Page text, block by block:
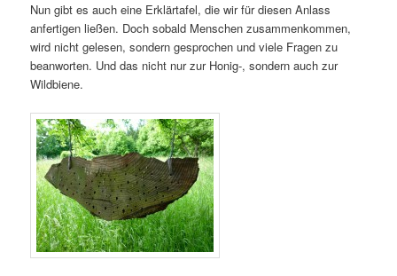
Nun gibt es auch eine Erklärtafel, die wir für diesen Anlass
anfertigen ließen. Doch sobald Menschen zusammenkommen,
wird nicht gelesen, sondern gesprochen und viele Fragen zu
beanworten. Und das nicht nur zur Honig-, sondern auch zur
Wildbiene.